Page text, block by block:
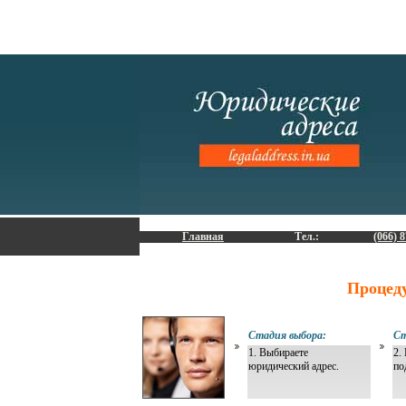
Главная Тел.: (066)
Стадия выбора:
1. Выбираете
юридический адрес.
2.